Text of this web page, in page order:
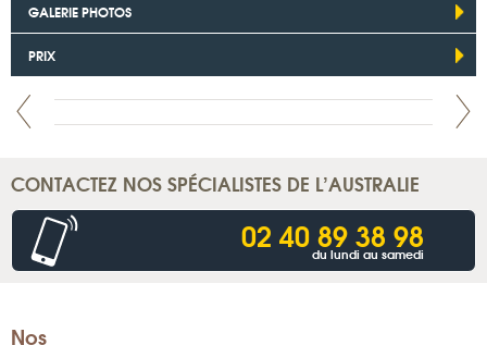
GALERIE PHOTOS
PRIX
CONTACTEZ NOS SPÉCIALISTES DE L’AUSTRALIE
02 40 89 38 98
du lundi au samedi
Nos